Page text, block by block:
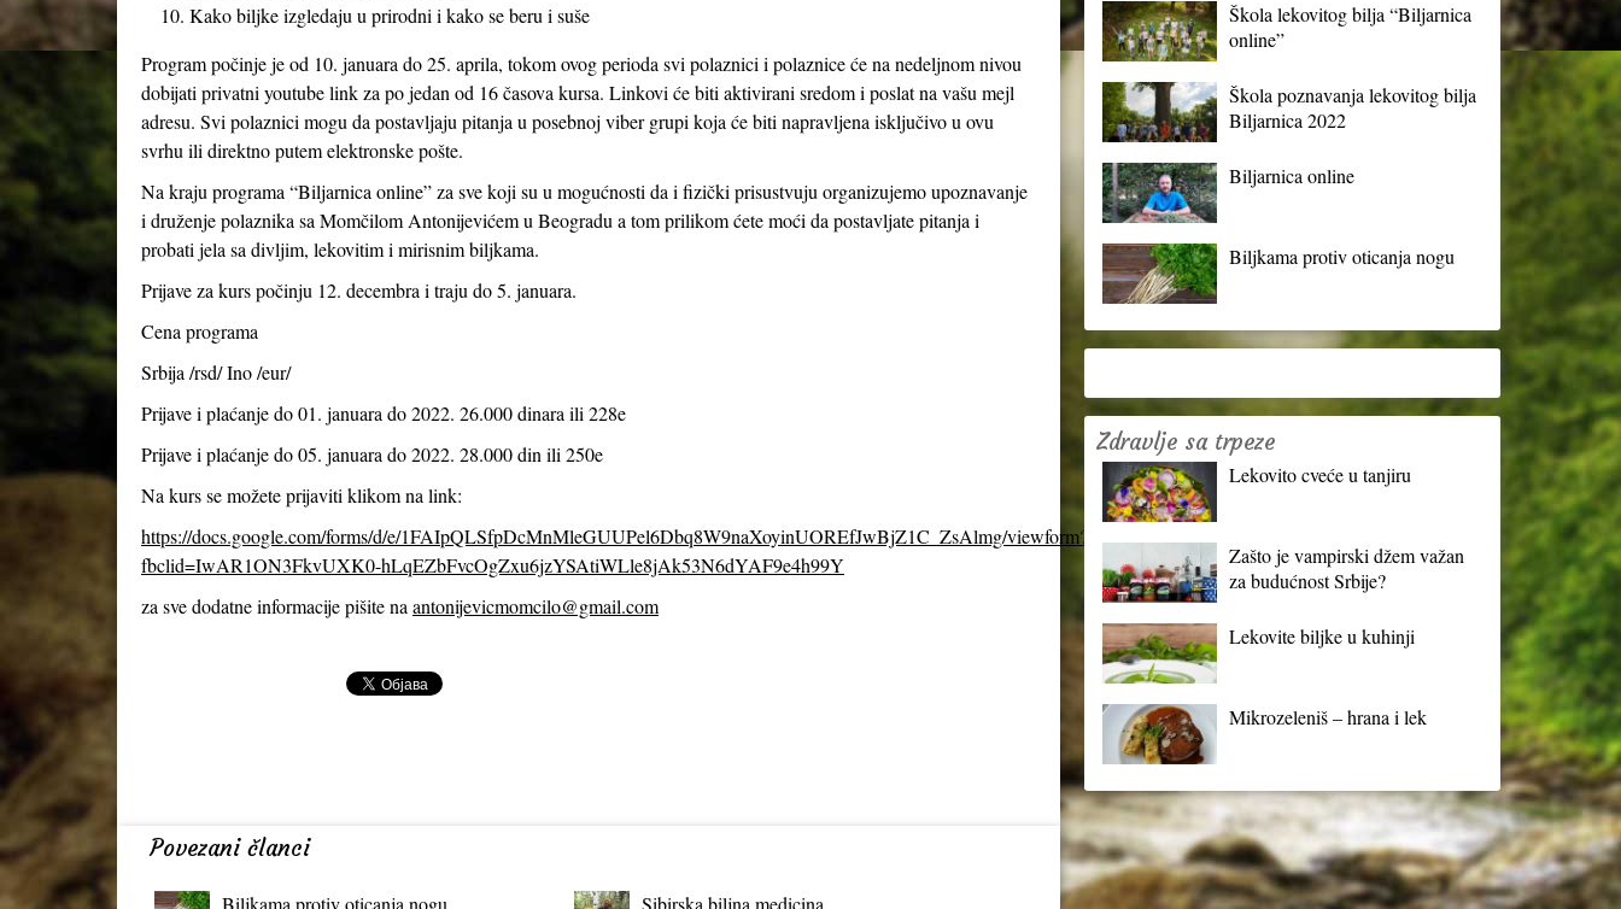
Kako biljke izgledaju u prirodni i kako se beru i suše
Program počinje je od 10. januara do 25. aprila, tokom ovog perioda svi polaznici i polaznice će na nedeljnom nivou
dobijati privatni youtube link za po jedan od 16 časova kursa. Linkovi će biti aktivirani sredom i poslat na vašu mejl
adresu. Svi polaznici mogu da postavljaju pitanja u posebnoj viber grupi koja će biti napravljena isključivo u ovu
svrhu ili direktno putem elektronske pošte.
Na kraju programa “Biljarnica online” za sve koji su u mogućnosti da i fizički prisustvuju organizujemo upoznavanje
i druženje polaznika sa Momčilom Antonijevićem u Beogradu a tom prilikom ćete moći da postavljate pitanja i
probati jela sa divljim, lekovitim i mirisnim biljkama.
Prijave za kurs počinju 12. decembra i traju do 5. januara.
Cena programa
Srbija /rsd/ Ino /eur/
Prijave i plaćanje do 01. januara do 2022. 26.000 dinara ili 228e
Prijave i plaćanje do 05. januara do 2022. 28.000 din ili 250e
Na kurs se možete prijaviti klikom na link:
https://docs.google.com/forms/d/e/1FAIpQLSfpDcMnMleGUUPel6Dbq8W9naXoyinUOREfJwBjZ1C_ZsAlmg/viewform?
fbclid=IwAR1ON3FkvUXK0-hLqEZbFvcOgZxu6jzYSAtiWLle8jAk53N6dYAF9e4h99Y
za sve dodatne informacije pišite na antonijevicmomcilo@gmail.com
Povezani članci
Biljkama protiv oticanja nogu Sibirska biljna medicina
Škola lekovitog bilja “Biljarnica
online”
Škola poznavanja lekovitog bilja
Biljarnica 2022
Biljarnica online
Biljkama protiv oticanja nogu
Zdravlje sa trpeze
Lekovito cveće u tanjiru
Zašto je vampirski džem važan
za budućnost Srbije?
Lekovite biljke u kuhinji
Mikrozeleniš – hrana i lek